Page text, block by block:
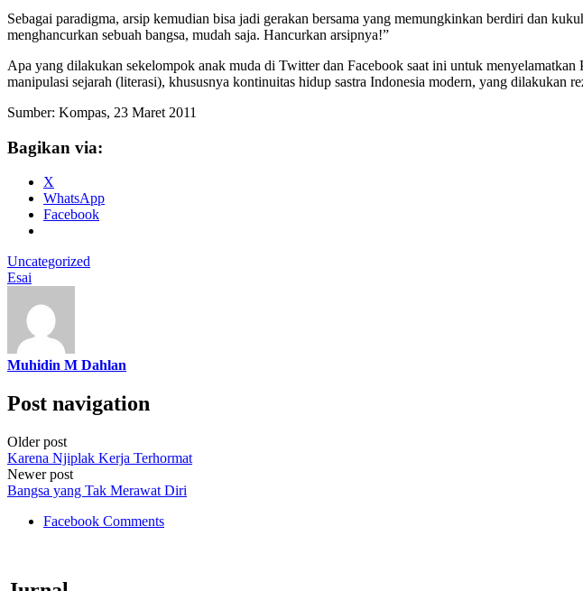
Sebagai paradigma, arsip kemudian bisa jadi gerakan bersama yang memungkinkan berdiri dan
menghancurkan sebuah bangsa, mudah saja. Hancurkan arsipnya!”
Apa yang dilakukan sekelompok anak muda di Twitter dan Facebook saat ini untuk
manipulasi sejarah (literasi), khususnya kontinuitas hidup sastra Indonesia modern, yang dilakukan
Sumber: Kompas, 23 Maret 2011
Bagikan via:
X
WhatsApp
Facebook
Uncategorized
Esai
Muhidin M Dahlan
Post navigation
Older post
Karena Njiplak Kerja Terhormat
Newer post
Bangsa yang Tak Merawat Diri
Facebook Comments